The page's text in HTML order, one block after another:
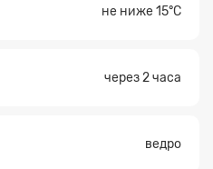
не ниже 15°С
через 2 часа
ведро